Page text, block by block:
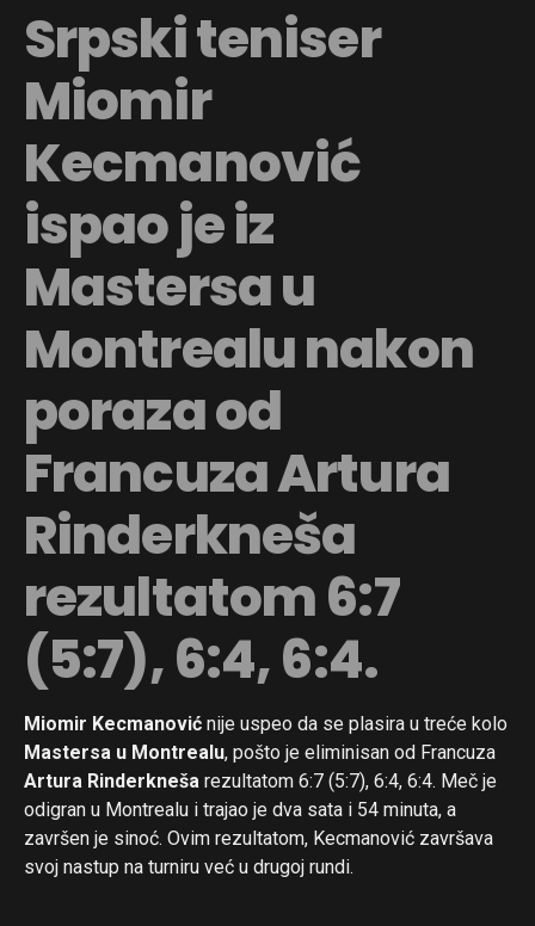
Srpski teniser
Miomir
Kecmanović
ispao je iz
Mastersa u
Montrealu nakon
poraza od
Francuza Artura
Rinderkneša
rezultatom 6:7
(5:7), 6:4, 6:4.
Miomir Kecmanović nije uspeo da se plasira u treće kolo
Mastersa u Montrealu, pošto je eliminisan od Francuza
Artura Rinderkneša rezultatom 6:7 (5:7), 6:4, 6:4. Meč je
odigran u Montrealu i trajao je dva sata i 54 minuta, a
završen je sinoć. Ovim rezultatom, Kecmanović završava
svoj nastup na turniru već u drugoj rundi.